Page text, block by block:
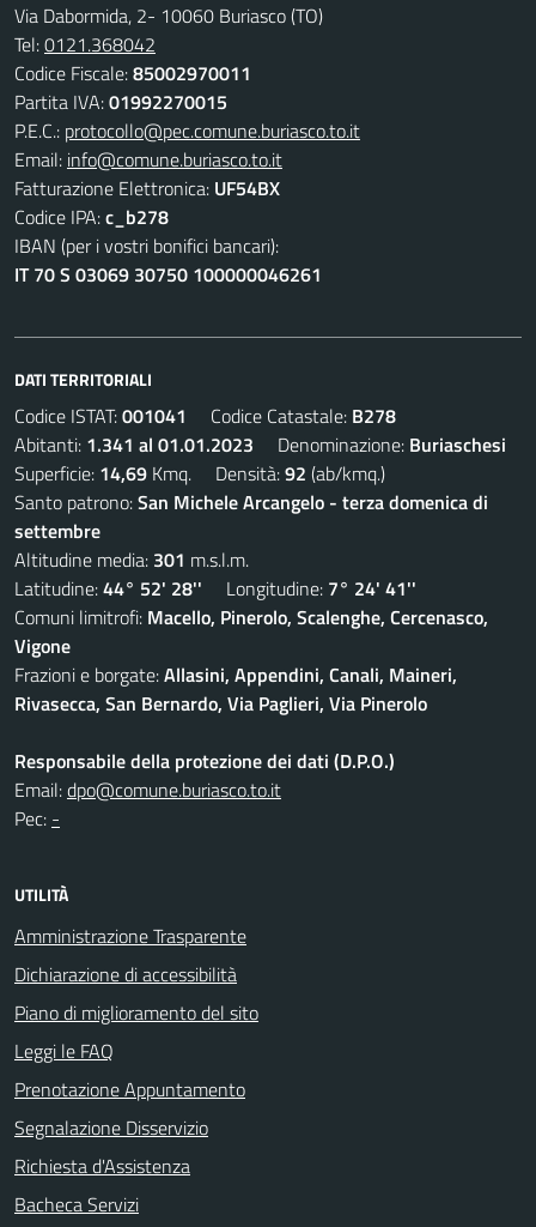
Via Dabormida, 2- 10060 Buriasco (TO)
Tel:0121.368042
Codice Fiscale:85002970011
Partita IVA:01992270015
P.E.C.: protocollo@pec.comune.buriasco.to.it
Email: info@comune.buriasco.to.it
Fatturazione Elettronica: UF54BX
Codice IPA:c_b278
IBAN (per i vostri bonifici bancari):
IT 70 S 03069 30750 100000046261
DATI TERRITORIALI
Codice ISTAT:001041 Codice Catastale: B278
Abitanti: 1.341 al 01.01.2023 Denominazione: Buriaschesi
Superficie: 14,69 Kmq. Densità:92 (ab/kmq.)
Santo patrono:San Michele Arcangelo - terza domenica di
settembre
Altitudine media: 301 m.s.l.m.
Latitudine:44° 52' 28'' Longitudine: 7° 24' 41''
Comuni limitrofi: Macello, Pinerolo, Scalenghe, Cercenasco,
Vigone
Frazioni e borgate:Allasini, Appendini, Canali, Maineri,
Rivasecca, San Bernardo, Via Paglieri, Via Pinerolo
Responsabile della protezione dei dati (D.P.O.)
Email:dpo@comune.buriasco.to.it
Pec: -
UTILITÀ
Amministrazione Trasparente
Dichiarazione di accessibilità
Piano di miglioramento del sito
Leggi le FAQ
Prenotazione Appuntamento
Segnalazione Disservizio
Richiesta d'Assistenza
Bacheca Servizi